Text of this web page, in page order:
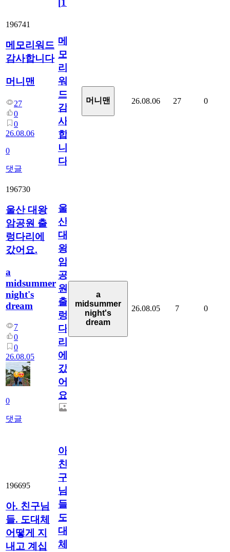
110
196741
메모리워드
감사합니다
머니맨
27
0
0
26.08.06
0
댓글
메
모
리
워
드
감
사
합
니
다
머니맨 26.08.06 27 0
196730
울산 대왕
암공원 출
렁다리에
갔어요.
a
midsummer
night's
dream
7
0
0
26.08.05
0
댓글
울
산
대
왕
암
공
원
출
렁
다
리
에
갔
어
요.
a
midsummer
night's
dream
26.08.05 7 0
196695
아. 친구님
들. 도대체
어떻게 지
내고 계십
아.
친
구
님
들.
도
대
체